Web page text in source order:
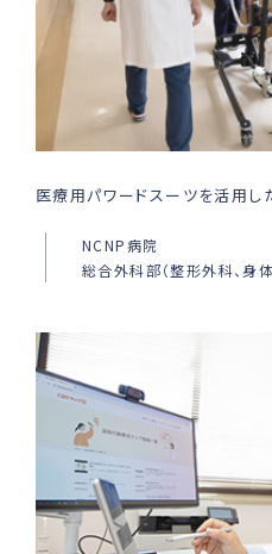
医療用パワードスーツを活用し
NCNP病院
総合外科部（整形外科、身